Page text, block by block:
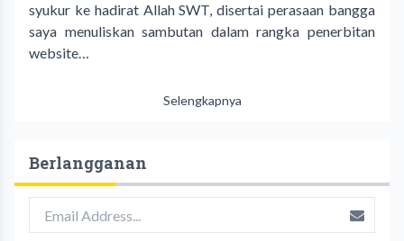
syukur ke hadirat Allah SWT, disertai perasaan bangga
saya menuliskan sambutan dalam rangka penerbitan
website…
Selengkapnya
Berlangganan